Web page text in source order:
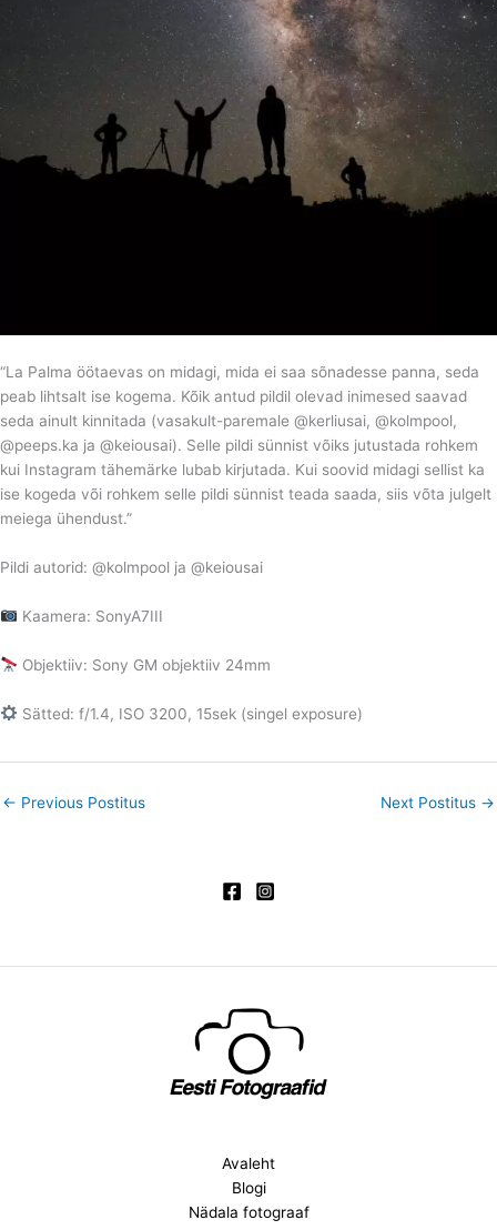
“La Palma öötaevas on midagi, mida ei saa sõnadesse panna, seda
peab lihtsalt ise kogema. Kõik antud pildil olevad inimesed saavad
seda ainult kinnitada (vasakult-paremale @kerliusai, @kolmpool,
@peeps.ka ja @keiousai). Selle pildi sünnist võiks jutustada rohkem
kui Instagram tähemärke lubab kirjutada. Kui soovid midagi sellist ka
ise kogeda või rohkem selle pildi sünnist teada saada, siis võta julgelt
meiega ühendust.”
Pildi autorid: @kolmpool ja @keiousai
Kaamera: SonyA7III
Objektiiv: Sony GM objektiiv 24mm
Sätted: f/1.4, ISO 3200, 15sek (singel exposure)
← Previous Postitus Next Postitus →
Avaleht
Blogi
Nädala fotograaf